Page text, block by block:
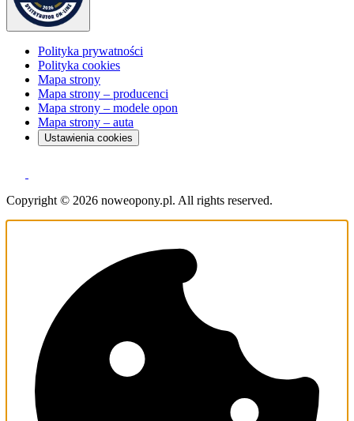
Polityka prywatności
Polityka cookies
Mapa strony
Mapa strony – producenci
Mapa strony – modele opon
Mapa strony – auta
Ustawienia cookies
Copyright © 2026 noweopony.pl. All rights reserved.